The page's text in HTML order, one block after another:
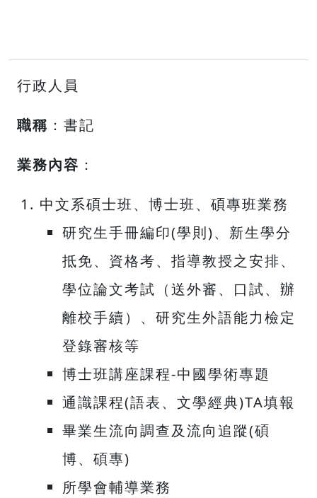
行政人員
職稱 ：書記
業務內容 ：
中文系碩士班、博士班、碩專班業務
研究生手冊編印(學則)、新生學分
抵免、資格考、指導教授之安排、
學位論文考試（送外審、口試、辦
離校手續）、研究生外語能力檢定
登錄審核等
博士班講座課程-中國學術專題
通識課程(語表、文學經典)TA填報
畢業生流向調查及流向追蹤(碩
博、碩專)
所學會輔導業務